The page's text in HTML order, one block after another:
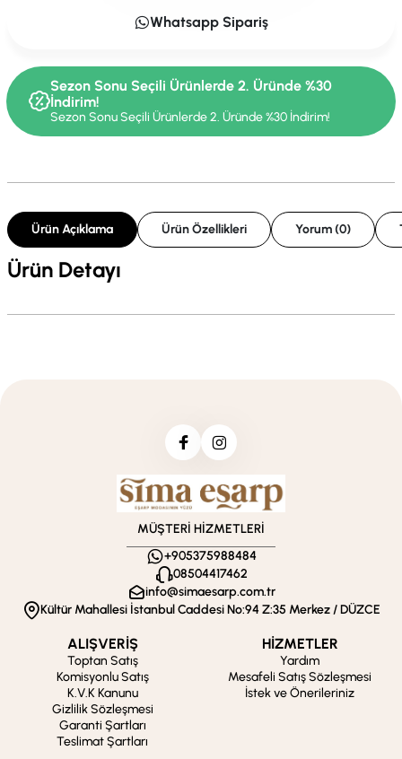
Whatsapp Sipariş
Sezon Sonu Seçili Ürünlerde 2. Üründe %30
İndirim!
Sezon Sonu Seçili Ürünlerde 2. Üründe %30 İndirim!
Ürün Açıklama Ürün Özellikleri Yorum (0)
Ürün Detayı
MÜŞTERİ HİZMETLERİ
+905375988484
08504417462
info@simaesarp.com.tr
Kültür Mahallesi İstanbul Caddesi No:94 Z:35 Merkez / DÜZCE
ALIŞVERİŞ
Toptan Satış
Komisyonlu Satış
K.V.K Kanunu
Gizlilik Sözleşmesi
Garanti Şartları
Teslimat Şartları
HİZMETLER
Yardım
Mesafeli Satış Sözleşmesi
İstek ve Önerileriniz